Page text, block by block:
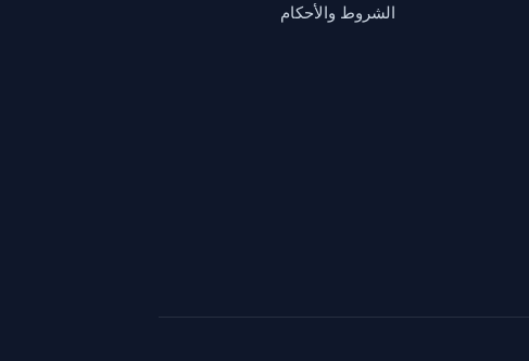
الشروط والأحكام